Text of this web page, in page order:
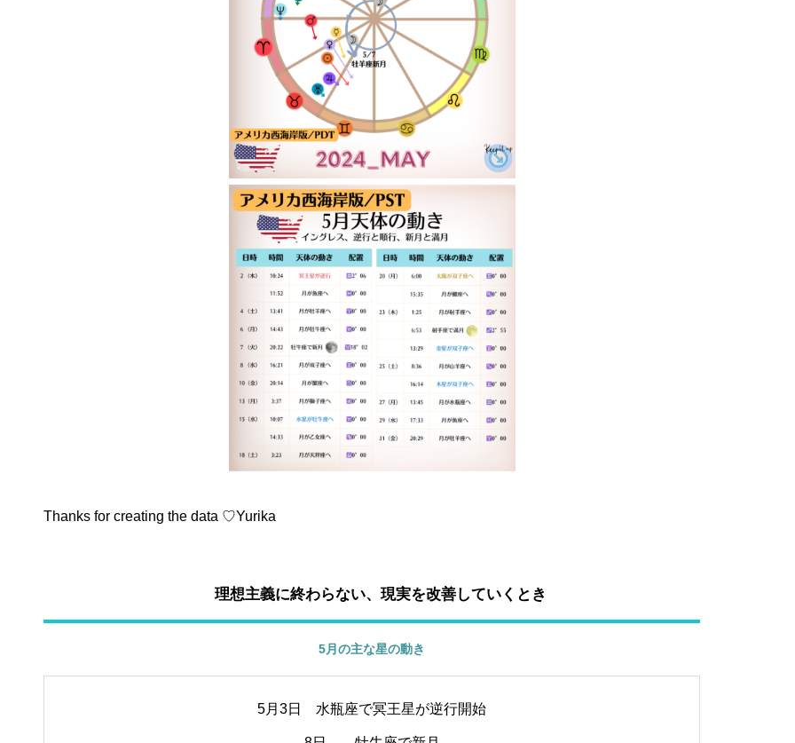
Thanks for creating the data ♡Yurika
理想主義に終わらない、現実を改善していくとき
5月の主な星の動き
5月3日 水瓶座で冥王星が逆行開始